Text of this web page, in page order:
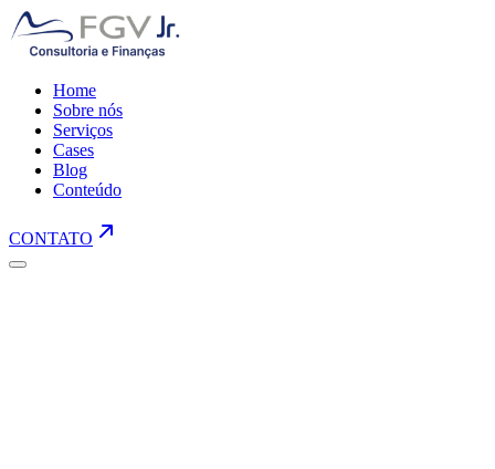
Home
Sobre nós
Serviços
Cases
Blog
Conteúdo
CONTATO